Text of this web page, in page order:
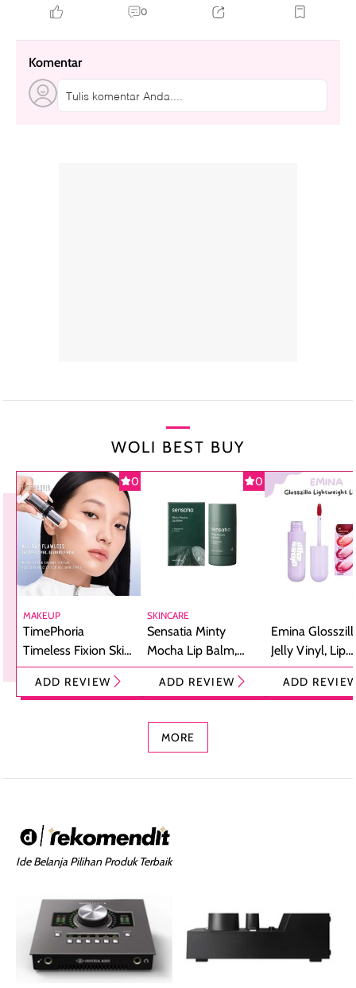
0
Komentar
Tulis komentar Anda....
WOLI BEST BUY
0
MAKEUP
TimePhoria
Timeless Fixion Skin
Tint Stick,
Foundation dan
ADD REVIEW
0
SKINCARE
Sensatia Minty
Mocha Lip Balm,
Pelembap Bibir
dengan Aroma
ADD REVIEW
Emina
Jelly Vinyl, Lip
Cream Glossy
Ringan
ADD
MORE
Ide Belanja Pilihan Produk Terbaik